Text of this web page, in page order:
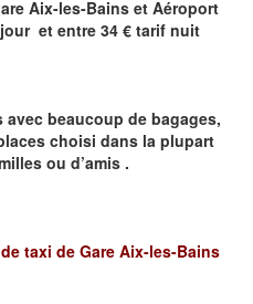
Aix-les-Bains et Aéroport
et entre 34 € tarif nuit
beaucoup de bagages,
choisi dans la plupart
ou d’amis .
taxi de Gare Aix-les-Bains